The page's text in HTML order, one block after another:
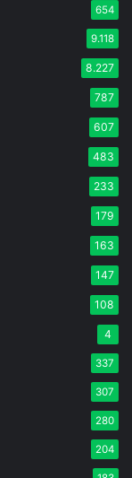
654
9.118
8.227
787
607
483
233
179
163
147
108
4
337
307
280
204